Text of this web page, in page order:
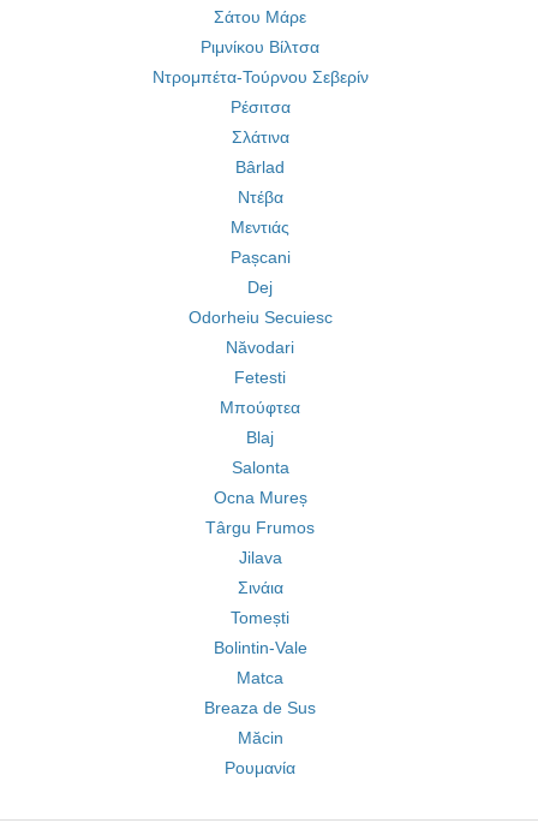
Σάτου Μάρε
Ριμνίκου Βίλτσα
Ντρομπέτα-Τούρνου Σεβερίν
Ρέσιτσα
Σλάτινα
Bârlad
Ντέβα
Μεντιάς
Pașcani
Dej
Odorheiu Secuiesc
Năvodari
Fetesti
Μπούφτεα
Blaj
Salonta
Ocna Mureș
Târgu Frumos
Jilava
Σινάια
Tomești
Bolintin-Vale
Matca
Breaza de Sus
Măcin
Ρουμανία